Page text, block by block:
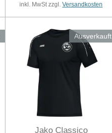
inkl. MwSt zzgl.Versandkosten
Ausverkauft
Jako Classico